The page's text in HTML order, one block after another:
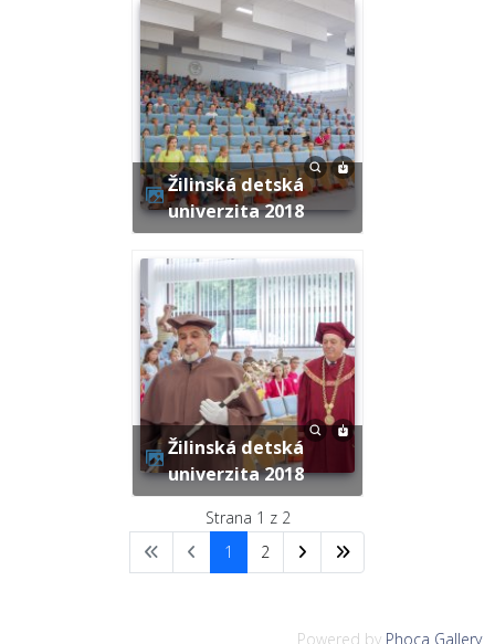
Žilinská detská
univerzita 2018
Žilinská detská
univerzita 2018
Strana 1 z 2
1
2
Powered by Phoca Gallery